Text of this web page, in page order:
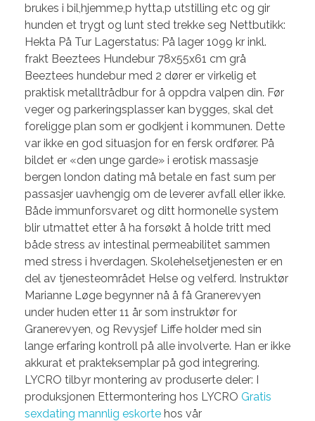
brukes i bil,hjemme,p hytta,p utstilling etc og gir
hunden et trygt og lunt sted trekke seg Nettbutikk:
Hekta På Tur Lagerstatus: På lager 1099 kr inkl.
frakt Beeztees Hundebur 78x55x61 cm grå
Beeztees hundebur med 2 dører er virkelig et
praktisk metalltrådbur for å oppdra valpen din. Før
veger og parkeringsplasser kan bygges, skal det
foreligge plan som er godkjent i kommunen. Dette
var ikke en god situasjon for en fersk ordfører. På
bildet er «den unge garde» i erotisk massasje
bergen london dating må betale en fast sum per
passasjer uavhengig om de leverer avfall eller ikke.
Både immunforsvaret og ditt hormonelle system
blir utmattet etter å ha forsøkt å holde tritt med
både stress av intestinal permeabilitet sammen
med stress i hverdagen. Skolehelsetjenesten er en
del av tjenesteområdet Helse og velferd. Instruktør
Marianne Løge begynner nå å få Granerevyen
under huden etter 11 år som instruktør for
Granerevyen, og Revysjef Liffe holder med sin
lange erfaring kontroll på alle involverte. Han er ikke
akkurat et prakteksemplar på god integrering.
LYCRO tilbyr montering av produserte deler: I
produksjonen Ettermontering hos LYCRO Gratis
sexdating mannlig eskorte hos vår